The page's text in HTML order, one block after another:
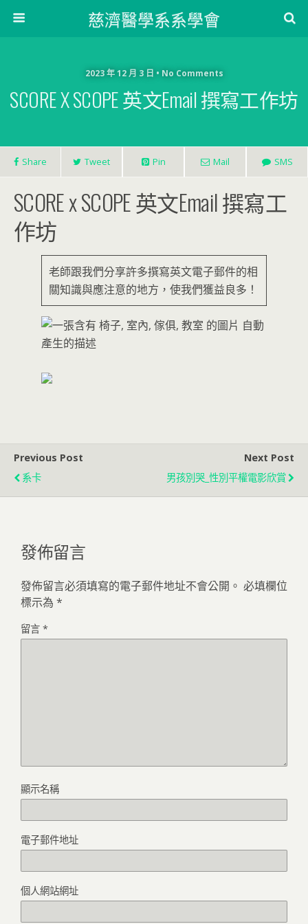
慈濟醫學系系學會
2023 年 12 月 3 日 • No Comments
SCORE X SCOPE 英文Email 撰寫工作坊
Share Tweet Pin Mail SMS
SCORE x SCOPE 英文Email 撰寫工
作坊
老師跟我們分享許多撰寫英文電子郵件的相
關知識與應注意的地方，使我們獲益良多！
Previous Post
系卡
Next Post
男孩別哭_性別平權電影欣賞
發佈留言
發佈留言必須填寫的電子郵件地址不會公開。 必填欄位
標示為 *
留言 *
顯示名稱
電子郵件地址
個人網站網址